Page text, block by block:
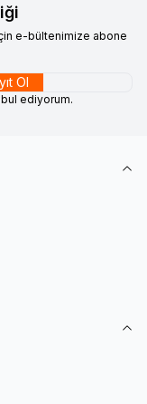
e-bültenimize abone
Ol
ediyorum.